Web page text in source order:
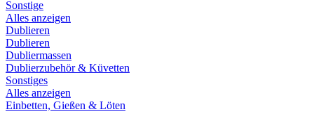
Sonstige
Alles anzeigen
Dublieren
Dublieren
Dubliermassen
Dublierzubehör & Küvetten
Sonstiges
Alles anzeigen
Einbetten, Gießen & Löten